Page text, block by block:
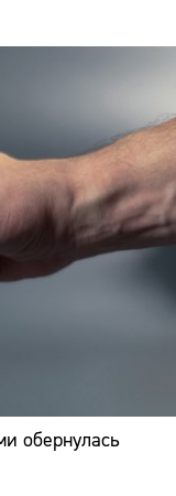
обернулась